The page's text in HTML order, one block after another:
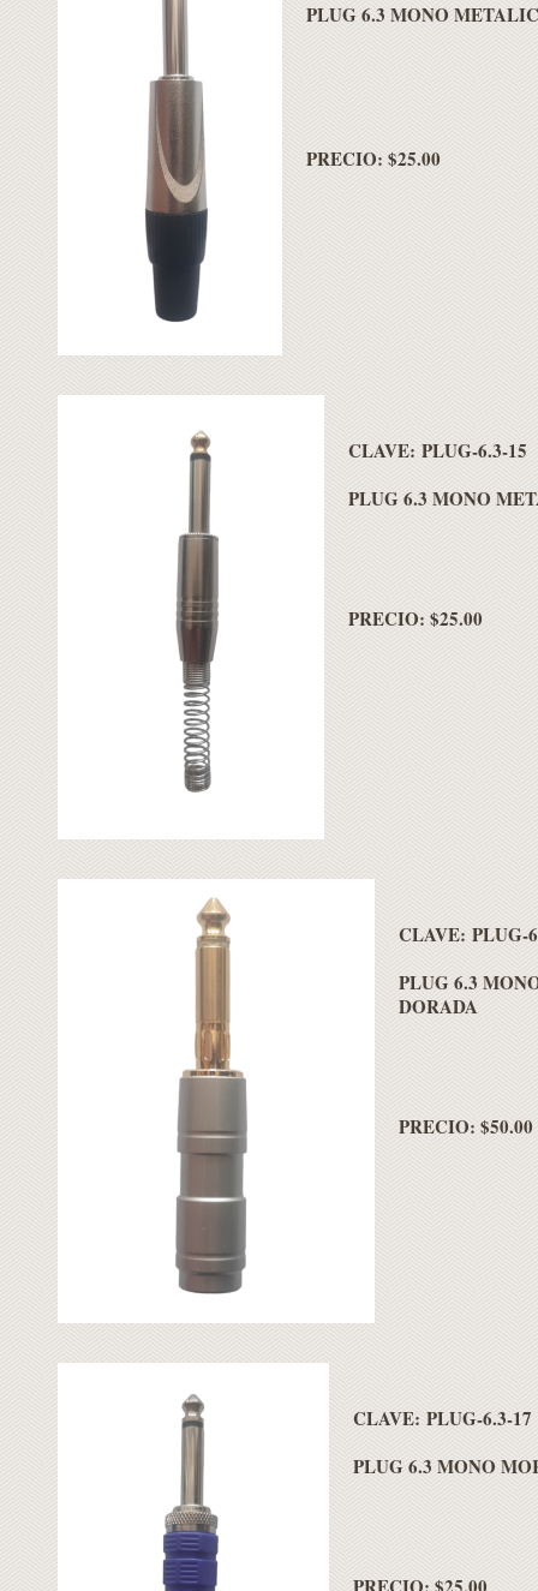
PLUG 6.3 MONO
PRECIO: $25.00
CLAVE: PLUG-6.3-15
PLUG 6.3 MONO
PRECIO: $25.00
CLAVE: PLUG-
PLUG 6.3
DORADA
PRECIO: $50.00
CLAVE: PLUG-6.3-17
PLUG 6.3 MONO